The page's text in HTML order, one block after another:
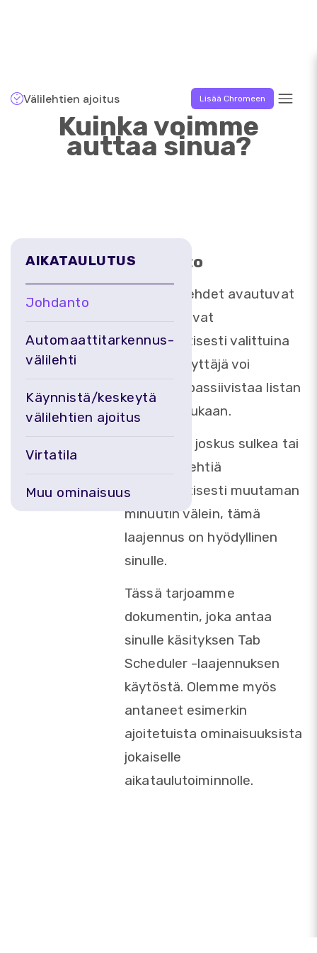
Välilehtien ajoitus Lisää Chromeen
Kuinka voimme
auttaa sinua?
AIKATAULUTUS
Johdanto
Automaattitarkennus-
välilehti
Käynnistä/keskeytä
välilehtien ajoitus
Virtatila
Muu ominaisuus
Johdanto
Selainvälilehdet avautuvat
ja sulkeutuvat
automaattisesti valittuina
aikoina. Käyttäjä voi
aktivoida/passiivistaa listan
tarpeen mukaan.
Jos haluat joskus sulkea tai
avata välilehtiä
automaattisesti muutaman
minuutin välein, tämä
laajennus on hyödyllinen
sinulle.
Tässä tarjoamme
dokumentin, joka antaa
sinulle käsityksen Tab
Scheduler -laajennuksen
käytöstä. Olemme myös
antaneet esimerkin
ajoitetuista ominaisuuksista
jokaiselle
aikataulutoiminnolle.